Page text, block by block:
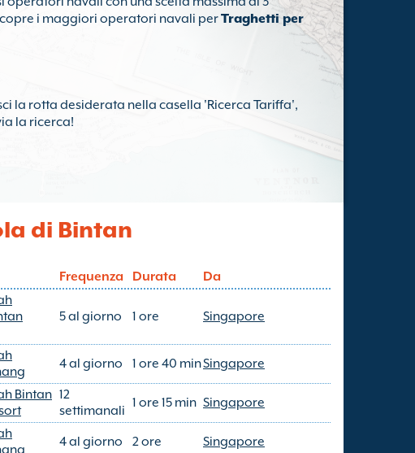
i maggiori operatori navali perTraghetti per
la rotta desiderata nella casella 'Ricerca Tariffa',
la ricerca!
di Bintan
Frequenza Durata Da
5 al giorno 1 ore Singapore
4 al giorno 1 ore 40 minSingapore
Bintan 12
settimanali
1 ore 15 min Singapore
4 al giorno 2 ore Singapore